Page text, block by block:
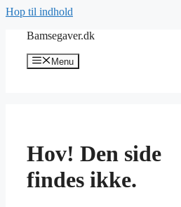
Hop til indhold
Bamsegaver.dk
Menu
Hov! Den side
findes ikke.